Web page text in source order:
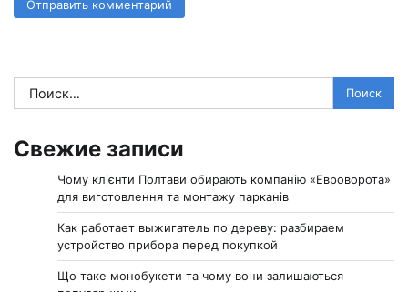
Найти:
Свежие записи
Чому клієнти Полтави обирають компанію «Евроворота»
для виготовлення та монтажу парканів
Как работает выжигатель по дереву: разбираем
устройство прибора перед покупкой
Що таке монобукети та чому вони залишаються